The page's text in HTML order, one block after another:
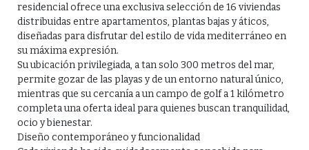
residencial ofrece una exclusiva selección de 16 viviendas
distribuidas entre apartamentos, plantas bajas y áticos,
diseñadas para disfrutar del estilo de vida mediterráneo en
su máxima expresión.
Su ubicación privilegiada, a tan solo 300 metros del mar,
permite gozar de las playas y de un entorno natural único,
mientras que su cercanía a un campo de golf a 1 kilómetro
completa una oferta ideal para quienes buscan tranquilidad,
ocio y bienestar.
Diseño contemporáneo y funcionalidad